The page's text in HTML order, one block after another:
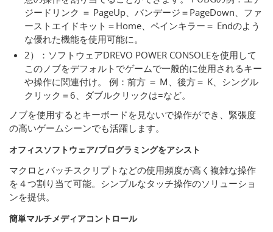
ジードリンク ＝ PageUp、バンデージ＝PageDown、ファ
ーストエイドキット＝Home、ペインキラー＝ Endのよう
な優れた機能を使用可能に。
2）：ソフトウェアDREVO POWER CONSOLEを使用して
このノブをデフォルトでゲームで一般的に使用されるキー
や操作に関連付け。 例：前方 ＝ M、後方＝ K、シングル
クリック＝6、ダブルクリックは=など。
ノブを使用するとキーボードを見ないで操作ができ、緊張度
の高いゲームシーンでも活躍します。
オフィスソフトウェア/プログラミングをアシスト
マクロとバッチスクリプトなどの使用頻度が高く複雑な操作
を４つ割り当て可能。シンプルなタッチ操作のソリューショ
ンを提供。
簡単マルチメディアコントロール